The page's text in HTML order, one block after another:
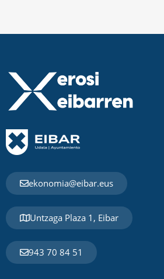
ekonomia@eibar.eus
Untzaga Plaza 1, Eibar
943 70 84 51